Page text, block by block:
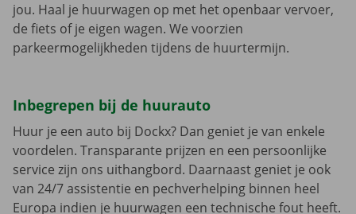
jou. Haal je huurwagen op met het openbaar vervoer,
de fiets of je eigen wagen. We voorzien
parkeermogelijkheden tijdens de huurtermijn.
Inbegrepen bij de huurauto
Huur je een auto bij Dockx? Dan geniet je van enkele
voordelen. Transparante prijzen en een persoonlijke
service zijn ons uithangbord. Daarnaast geniet je ook
van 24/7 assistentie en pechverhelping binnen heel
Europa indien je huurwagen een technische fout heeft.